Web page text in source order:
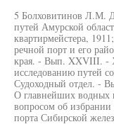
5 Болховитинов Л.М.
путей Амурской
квартирмейстера,
речной порт и его
края. - Вып. XXVIII. -
исследованию путей
Судоходный отдел. -
О главнейших водных
вопросом об избрании
порта Сибирской